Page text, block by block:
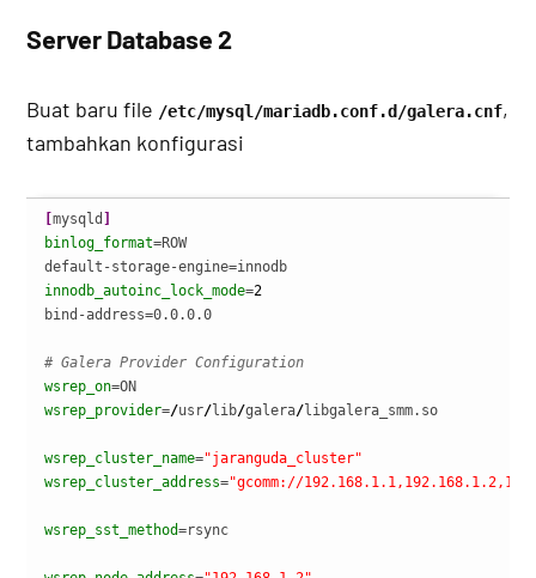
Server Database 2
Buat baru file /etc/mysql/mariadb.conf.d/galera.cnf,
tambahkan konfigurasi
[mysqld
binlog_format=ROW
innodb_autoinc_lock_mode=2
bind-address=0.0.0.0
# Galera Provider Configuration
wsrep_on
wsrep_provider=/usr/lib/galera/libgalera_smm.so
wsrep_cluster_name="jaranguda_cluster"
wsrep_cluster_address="gcomm://
wsrep_sst_method=rsync